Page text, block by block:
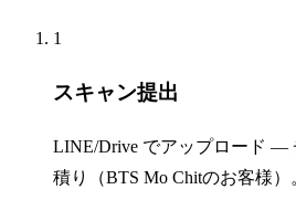
1
スキャン提出
LINE/Drive でアップロード —
積り（BTS Mo Chitのお客様）